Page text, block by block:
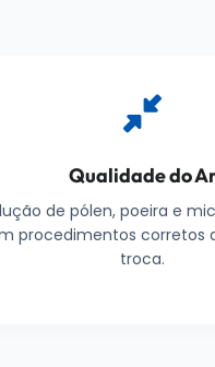
Qualidade do
de pólen, poeira e
procedimentos corretos
troca.